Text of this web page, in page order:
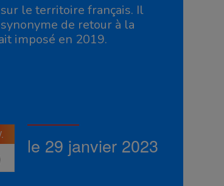
le territoire français. Il
de retour à la
imposé en 2019.
le 29 janvier 2023